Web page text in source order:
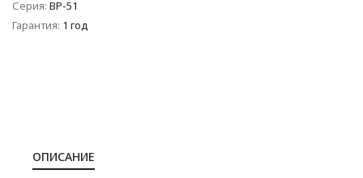
Серия: BP-51
Гарантия: 1 год
ОПИСАНИЕ